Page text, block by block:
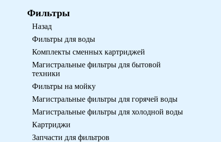
Фильтры
Назад
Фильтры для воды
Комплекты сменных картриджей
Магистральные фильтры для бытовой
техники
Фильтры на мойку
Магистральные фильтры для горячей воды
Магистральные фильтры для холодной воды
Картриджи
Запчасти для фильтров